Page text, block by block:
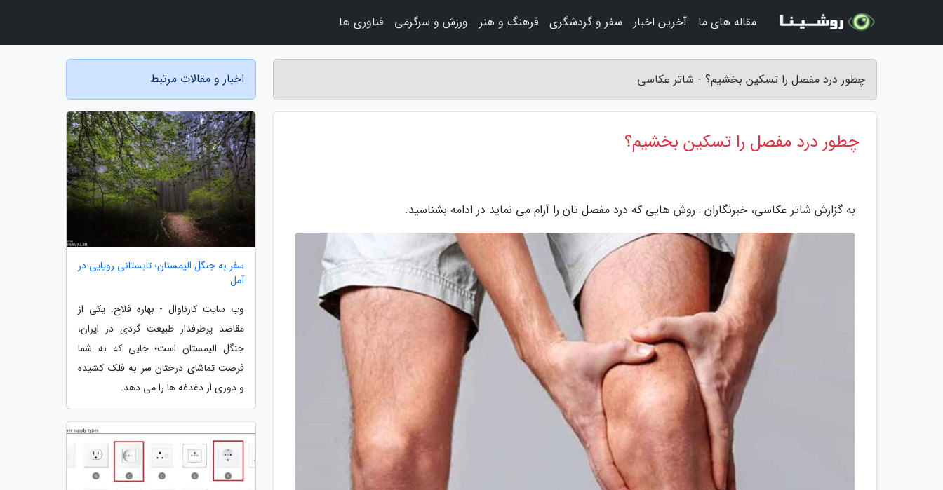
چطور درد مفصل را تسکین بخشیم؟ - شاتر عکاسی
چطور درد مفصل را تسکین بخشیم؟
به گزارش شاتر عکاسی، خبرنگاران : روش هایی که درد مفصل تان را آرام می نماید در ادامه بشناسید.
اخبار و مقالات مرتبط
سفر به جنگل الیمستان؛ تابستانی رویایی در
آمل
وب سایت کارناوال - بهاره فلاح: یکی از
مقاصد پرطرفدار طبیعت گردی در ایران،
جنگل الیمستان است؛ جایی که به شما
فرصت تماشای درختان سر به فلک کشیده
و دوری از دغدغه ها را می دهد.
مقاله های ما آخرین اخبار سفر و گردشگری فرهنگ و هنر ورزش و سرگرمی فناوری ها